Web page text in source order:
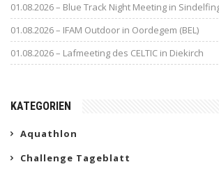
01.08.2026 – Blue Track Night Meeting in
01.08.2026 – IFAM Outdoor in Oordegem (BEL)
01.08.2026 – Lafmeeting des CELTIC in Diekirch
KATEGORIEN
Aquathlon
Challenge Tageblatt